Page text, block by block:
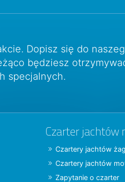
Dopisz się do
będziesz
specjalnych.
Czarter jachtów
Czartery jachtów
Czartery jachtów
Zapytanie o czarter